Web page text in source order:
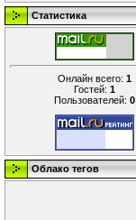
Статистика
Онлайн всего: 1
Гостей: 1
Пользователей: 0
Облако тегов